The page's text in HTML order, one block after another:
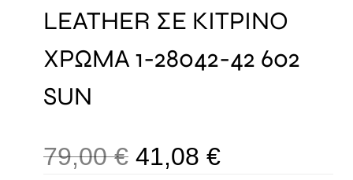
LEATHER ΣΕ ΚΙΤΡΙΝΟ
ΧΡΩΜΑ 1-28042-42 602
SUN
79,00€ 41,08 €